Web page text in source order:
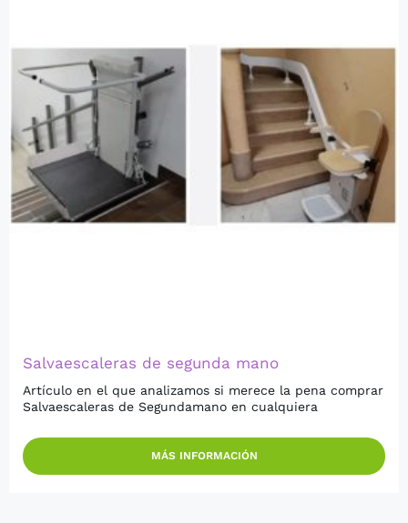
Salvaescaleras de segunda mano
Artículo en el que analizamos si merece la pena comprar
Salvaescaleras de Segundamano en cualquiera
MÁS INFORMACIÓN